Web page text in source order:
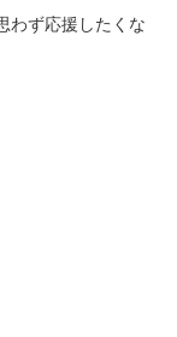
わず応援したくな